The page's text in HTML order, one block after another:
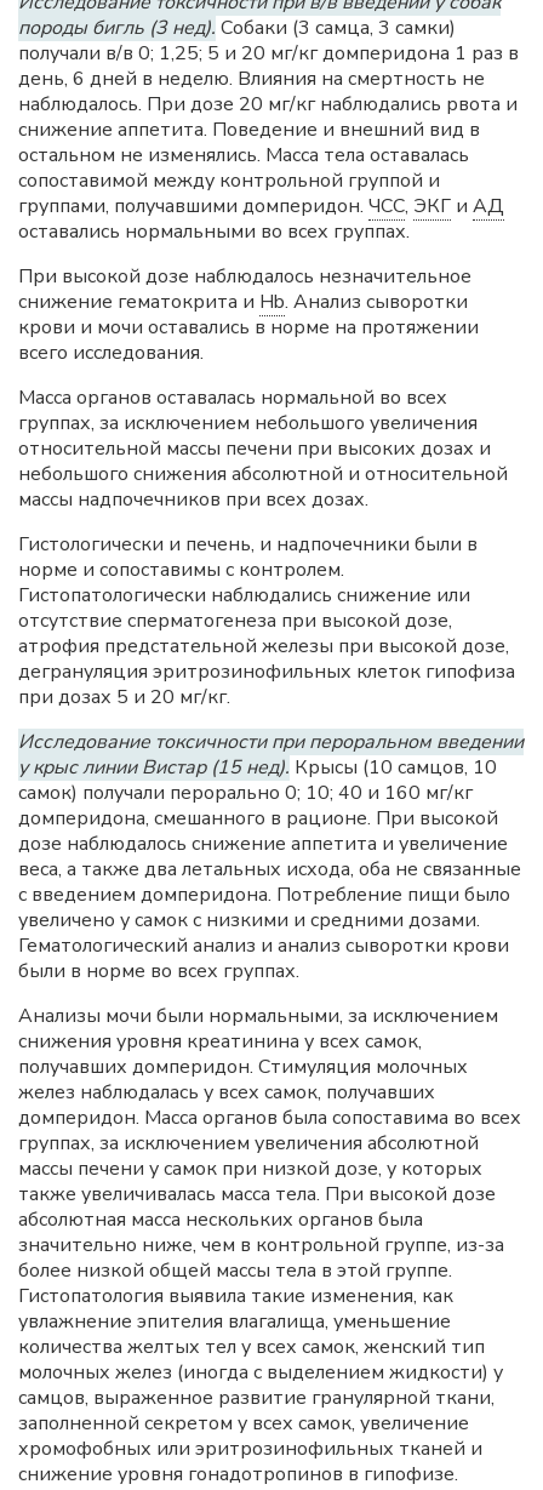
породы бигль (3 нед). Собаки (3 самца, 3 самки)
получали в/в 0; 1,25; 5 и 20 мг/кг домперидона 1 раз в
день, 6 дней в неделю. Влияния на смертность не
наблюдалось. При дозе 20 мг/кг наблюдались рвота и
снижение аппетита. Поведение и внешний вид в
остальном не изменялись. Масса тела оставалась
сопоставимой между контрольной группой и
группами, получавшими домперидон. ЧСС, ЭКГ и АД
оставались нормальными во всех группах.
При высокой дозе наблюдалось незначительное
снижение гематокрита и Hb. Анализ сыворотки
крови и мочи оставались в норме на протяжении
всего исследования.
Масса органов оставалась нормальной во всех
группах, за исключением небольшого увеличения
относительной массы печени при высоких дозах и
небольшого снижения абсолютной и относительной
массы надпочечников при всех дозах.
Гистологически и печень, и надпочечники были в
норме и сопоставимы с контролем.
Гистопатологически наблюдались снижение или
отсутствие сперматогенеза при высокой дозе,
атрофия предстательной железы при высокой дозе,
дегрануляция эритрозинофильных клеток гипофиза
при дозах 5 и 20 мг/кг.
Исследование токсичности при пероральном введении
у крыс линии Вистар (15 нед). Крысы (10 самцов, 10
самок) получали перорально 0; 10; 40 и 160 мг/кг
домперидона, смешанного в рационе. При высокой
дозе наблюдалось снижение аппетита и увеличение
веса, а также два летальных исхода, оба не связанные
с введением домперидона. Потребление пищи было
увеличено у самок с низкими и средними дозами.
Гематологический анализ и анализ сыворотки крови
были в норме во всех группах.
Анализы мочи были нормальными, за исключением
снижения уровня креатинина у всех самок,
получавших домперидон. Стимуляция молочных
желез наблюдалась у всех самок, получавших
домперидон. Масса органов была сопоставима во всех
группах, за исключением увеличения абсолютной
массы печени у самок при низкой дозе, у которых
также увеличивалась масса тела. При высокой дозе
абсолютная масса нескольких органов была
значительно ниже, чем в контрольной группе, из-за
более низкой общей массы тела в этой группе.
Гистопатология выявила такие изменения, как
увлажнение эпителия влагалища, уменьшение
количества желтых тел у всех самок, женский тип
молочных желез (иногда с выделением жидкости) у
самцов, выраженное развитие гранулярной ткани,
заполненной секретом у всех самок, увеличение
хромофобных или эритрозинофильных тканей и
снижение уровня гонадотропинов в гипофизе.